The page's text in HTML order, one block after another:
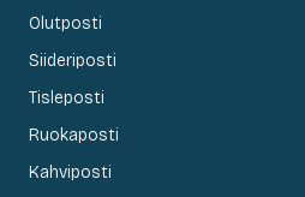
Olutposti
Siideriposti
Tisleposti
Ruokaposti
Kahviposti